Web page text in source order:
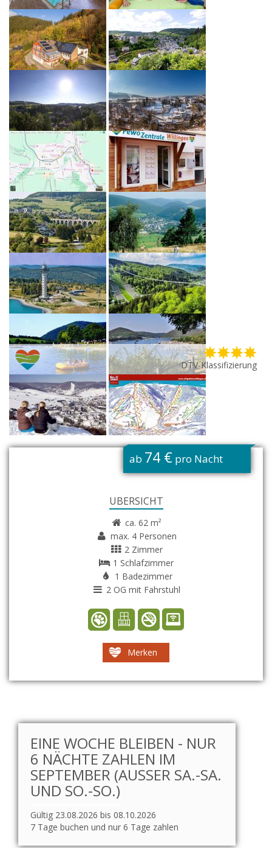
DTV-Klassifizierung
ab 74 € pro Nacht
ÜBERSICHT
ca. 62 m²
max. 4 Personen
2 Zimmer
1 Schlafzimmer
1 Badezimmer
2 OG mit Fahrstuhl
Merken
EINE WOCHE BLEIBEN - NUR
6 NÄCHTE ZAHLEN IM
SEPTEMBER (AUSSER SA.-SA. U
ND SO.-SO.)
Gültig 23.08.2026 bis 08.10.2026
7 Tage buchen und nur 6 Tage zahlen